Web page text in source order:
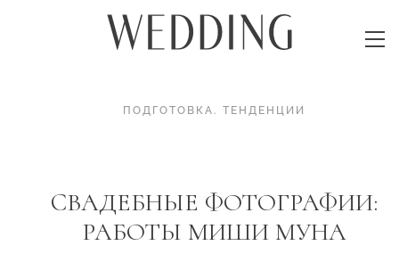
ПОДГОТОВКА. ТЕНДЕНЦИИ
CВАДЕБНЫЕ ФОТОГРАФИИ:
РАБОТЫ МИШИ МУНА